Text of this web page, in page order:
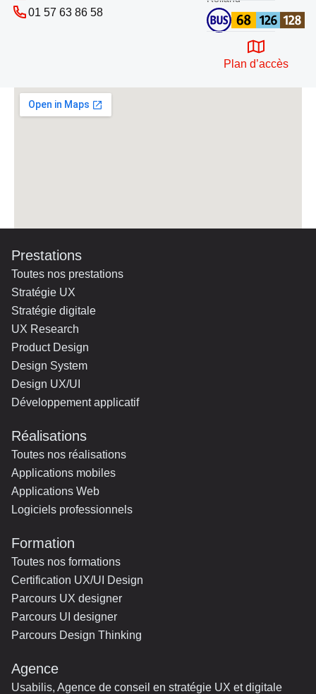
01 57 63 86 58
Plan d’accès
Prestations
Toutes nos prestations
Stratégie UX
Stratégie digitale
UX Research
Product Design
Design System
Design UX/UI
Développement applicatif
Réalisations
Toutes nos réalisations
Applications mobiles
Applications Web
Logiciels professionnels
Formation
Toutes nos formations
Certification UX/UI Design
Parcours UX designer
Parcours UI designer
Parcours Design Thinking
Agence
Usabilis, Agence de conseil en stratégie UX et digitale